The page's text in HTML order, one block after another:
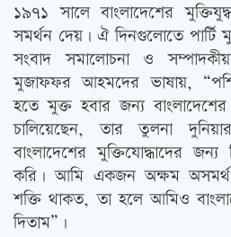
১৯৭১ সালে বাংলাদেশের
সমর্থন দেয়। ঐ দিনগুলোতে পার্টি
সংবাদ সমালোচনা ও
মুজাফফর আহমদের ভাষায়,
হতে মুক্ত হবার জন্য বাংলাদেশের
চালিয়েছেন, তার তুলনা
বাংলাদেশের মুক্তিযোদ্ধাদের
করি। আমি একজন অক্ষম অসমর্থ
শক্তি থাকত, তা হলে আমিও
দিতাম”।